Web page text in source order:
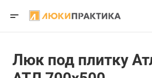
Люк под плитку